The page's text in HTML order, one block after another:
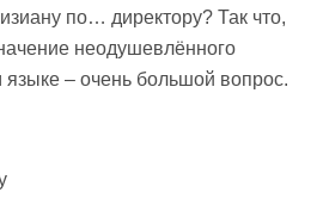
по… директору? Так что,
неодушевлённого
языке – очень большой вопрос.